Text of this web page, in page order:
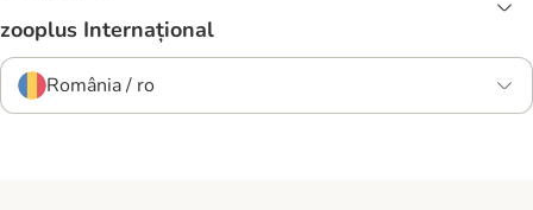
zooplus Internațional
România / ro